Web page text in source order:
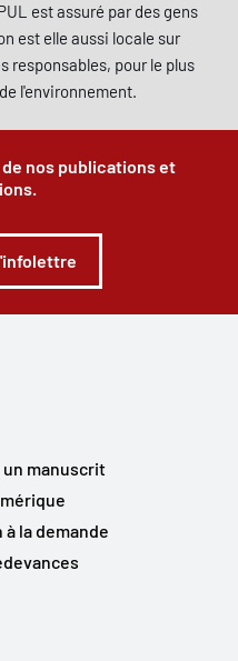
est assuré par des gens
est elle aussi locale sur
responsables, pour le plus
l'environnement.
nos publications et
manuscrit
la demande